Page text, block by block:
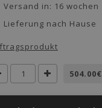
Versand in: 16 wochen
Lieferung nach Hause
504.00€